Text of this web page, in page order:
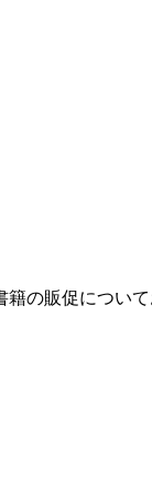
の販促につい